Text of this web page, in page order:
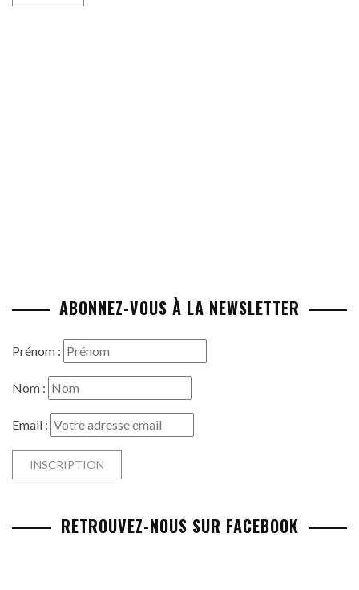
ABONNEZ-VOUS À LA NEWSLETTER
Prénom :
Nom :
Email :
RETROUVEZ-NOUS SUR FACEBOOK